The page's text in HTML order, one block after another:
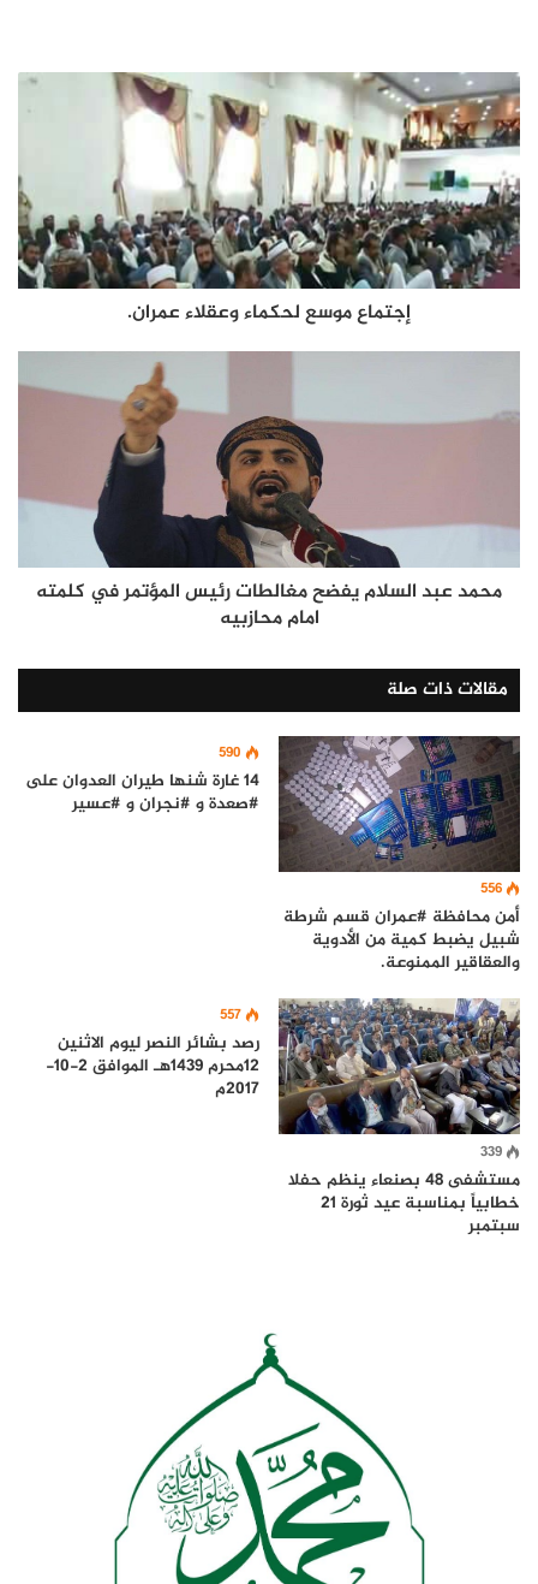
إجتماع موسع لحكماء وعقلاء عمران.
محمد عبد السلام يفضح مغالطات رئيس المؤتمر في كلمته
امام محازبيه
مقالات ذات صلة
556
أمن محافظة #عمران قسم شرطة
شبيل يضبط كمية من الأدوية
والعقاقير الممنوعة.
590
14 غارة شنها طيران العدوان على
#صعدة و #نجران و #عسير
339
مستشفى 48 بصنعاء ينظم حفلا
خطابياً بمناسبة عيد ثورة 21
سبتمبر
557
رصد بشائر النصر ليوم الاثنين
12محرم 1439هـ الموافق 2-10-
2017م